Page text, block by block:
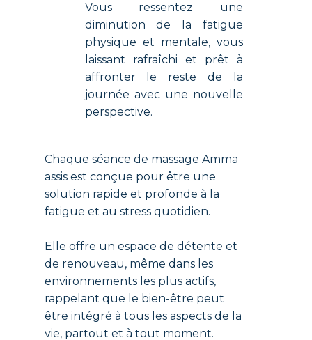
Vous ressentez une
diminution de la fatigue
physique et mentale, vous
laissant rafraîchi et prêt à
affronter le reste de la
journée avec une nouvelle
perspective.
Chaque séance de massage Amma
assis est conçue pour être une
solution rapide et profonde à la
fatigue et au stress quotidien.
Elle offre un espace de détente et
de renouveau, même dans les
environnements les plus actifs,
rappelant que le bien-être peut
être intégré à tous les aspects de la
vie, partout et à tout moment.